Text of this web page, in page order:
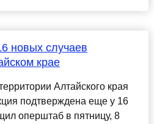
новых случаев
крае
Алтайского края
подтверждена еще у 16
оперштаб в пятницу, 8